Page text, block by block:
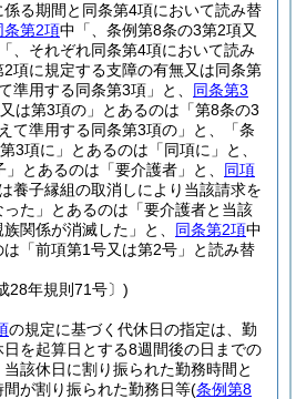
る期間と同条第4項において読み替
条第2項中「、条例第8条の3第2項又
、それぞれ同条第4項において読み
項に規定する支障の有無又は同条第
準用する同条第3項」と、 同条第3
は第3項の」とあるのは「第8条の3
て準用する同条第3項の」と、「条
3項に」とあるのは「同項に」と、
」とあるのは「要介護者」と、 同項
養子縁組の取消しにより当該請求を
った」とあるのは「要介護者と当該
関係が消滅した」と、 同条第2項中
は「前項第1号又は第2号」と読み替
28年規則71号〕)
の規定に基づく代休日の指定は、勤
を起算日とする8週間後の日までの
該休日に割り振られた勤務時間と
が割り振られた勤務日等(条例第8